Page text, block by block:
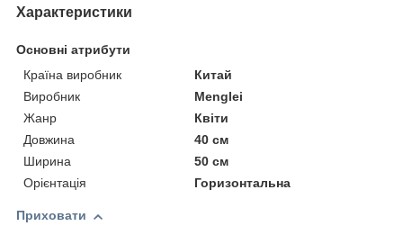
Характеристики
Основні атрибути
Країна виробник
Китай
Виробник
Menglei
Жанр
Квіти
Довжина
40 см
Ширина
50 см
Орієнтація
Горизонтальна
Приховати